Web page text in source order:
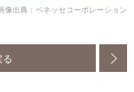
像出典：ベネッセコーポレーション
る